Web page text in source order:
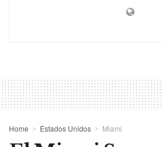
Home Estados Unidos Miami